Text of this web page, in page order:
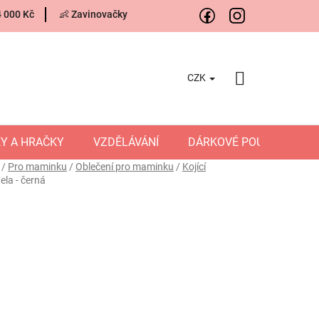
000 Kč 👶 Zavinovačky
CZK
KOŠÍK
A HRAČKY VZDĚLÁVÁNÍ DÁRKOVÉ POUKAZY
/ Pro maminku / Oblečení pro maminku / Kojící
- černá